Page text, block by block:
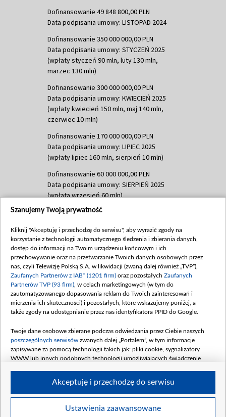
Dofinansowanie 49 848 800,00 PLN
Data podpisania umowy: LISTOPAD 2024
Dofinansowanie 350 000 000,00 PLN
Data podpisania umowy: STYCZEŃ 2025
(wpłaty styczeń 90 mln, luty 130 mln,
marzec 130 mln)
Dofinansowanie 300 000 000,00 PLN
Data podpisania umowy: KWIECIEŃ 2025
(wpłaty kwiecień 150 mln, maj 140 mln,
czerwiec 10 mln)
Dofinansowanie 170 000 000,00 PLN
Data podpisania umowy: LIPIEC 2025
(wpłaty lipiec 160 mln, sierpień 10 mln)
Dofinansowanie 60 000 000,00 PLN
Data podpisania umowy: SIERPIEŃ 2025
(wpłata wrzesień 60 mln)
Dofinansowanie 635 783 051,21 PLN
(wpłata wrzesień 100 mln, październik 350
mln, listopad 265 mln)
Dofinansowanie 48 862 000,00 PLN
Data podpisania umowy: GRUDZIEŃ 2025
(wpłata grudzień 60,548 mln)
Dofinansowanie 900 000 000,00 PLN
Data podpisania umowy: LUTY 2026 (wpłata
kwiecień 180 mln, 7 maja 180 mln, 8
czerwca 90 mln)
Dofinansowanie 250 000 000,00 PLN
4 sierpnia 250 mln
Szanujemy Twoją prywatność
Kliknij "Akceptuję i przechodzę do serwisu", aby wyrazić zgody na
korzystanie z technologii automatycznego śledzenia i zbierania danych,
dostęp do informacji na Twoim urządzeniu końcowym i ich
przechowywanie oraz na przetwarzanie Twoich danych osobowych przez
nas, czyli Telewizję Polską S.A. w likwidacji (zwaną dalej również „TVP”),
Zaufanych Partnerów z IAB* (1201 firm) oraz pozostałych Zaufanych
Partnerów TVP (93 firm) , w celach marketingowych (w tym do
zautomatyzowanego dopasowania reklam do Twoich zainteresowań i
mierzenia ich skuteczności) i pozostałych, które wskazujemy poniżej, a
także zgody na udostępnianie przez nas identyfikatora PPID do Google.
Twoje dane osobowe zbierane podczas odwiedzania przez Ciebie naszych
poszczególnych serwisów zwanych dalej „Portalem”, w tym informacje
zapisywane za pomocą technologii takich jak: pliki cookie, sygnalizatory
WWW lub innych podobnych technologii umożliwiających świadczenie
Twoje dane osobowe zbierane podczas odwiedzania przez Ciebie
Ustawienia zaawansowane
Akceptuję i przechodzę do serwisu